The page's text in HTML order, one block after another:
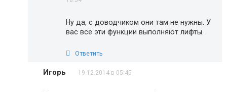
Ну да, с доводчиком они там не нужны. У
вас все эти функции выполняют лифты.
Ответить
Игорь 19.12.2014 в 05:45